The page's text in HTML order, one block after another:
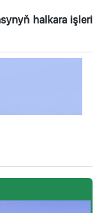
halkara işleri